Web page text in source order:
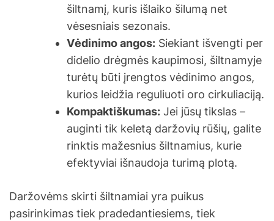
šiltnamį, kuris išlaiko šilumą net
vėsesniais sezonais.
Vėdinimo angos: Siekiant išvengti per
didelio drėgmės kaupimosi, šiltnamyje
turėtų būti įrengtos vėdinimo angos,
kurios leidžia reguliuoti oro cirkuliaciją.
Kompaktiškumas: Jei jūsų tikslas –
auginti tik keletą daržovių rūšių, galite
rinktis mažesnius šiltnamius, kurie
efektyviai išnaudoja turimą plotą.
Daržovėms skirti šiltnamiai yra puikus
pasirinkimas tiek pradedantiesiems, tiek